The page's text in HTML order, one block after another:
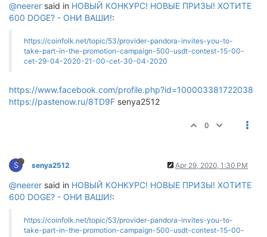
@neerer said in НОВЫЙ КОНКУРС! НОВЫЕ ПРИЗЫ! ХОТИТЕ
600 DOGE? - ОНИ ВАШИ!:
https://coinfolk.net/topic/53/provider-pandora-invites-you-to-
take-part-in-the-promotion-campaign-500-usdt-contest-15-00-
cet-29-04-2020-21-00-cet-30-04-2020
https://www.facebook.com/profile.php?id=100003381722038
https://pastenow.ru/8TD9F senya2512
0
S senya2512 Apr 29, 2020, 1:30 PM
@neerer said in НОВЫЙ КОНКУРС! НОВЫЕ ПРИЗЫ! ХОТИТЕ
600 DOGE? - ОНИ ВАШИ!:
https://coinfolk.net/topic/53/provider-pandora-invites-you-to-
take-part-in-the-promotion-campaign-500-usdt-contest-15-00-